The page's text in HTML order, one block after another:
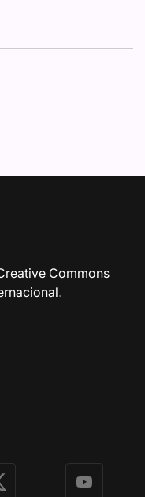
Commons
.
YouTube